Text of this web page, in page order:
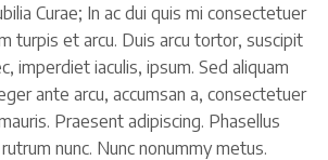
Curae; In ac dui quis mi consectetuer
turpis et arcu. Duis arcu tortor, suscipit
imperdiet iaculis, ipsum. Sed aliquam
ante arcu, accumsan a, consectetuer
Praesent adipiscing. Phasellus
nunc. Nunc nonummy metus.